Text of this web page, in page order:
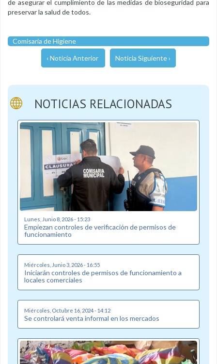
de asegurar el cumplimiento de las medidas de bioseguridad para
preservar la salud de todos.
Comisaria de Higiene
‹ Noticia Anterior Noticia Siguiente ›
NOTICIAS RELACIONADAS
Lunes, Junio 8, 2026 - 15:23
Empiezan controles de verificación de permisos de
funcionamiento
Miércoles, Junio 3, 2026 - 16:55
Iniciarán controles de permisos de funcionamiento a
locales comerciales
Miércoles, Octubre 16, 2024 - 14:12
Se controlará venta informal en los mercados